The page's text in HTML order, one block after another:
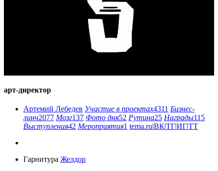
арт-директор
Артемий Лебедев Участие в проектах4311 Бизнес-
линч2077 Мозг137 Фото дня52 Рутина25 Награды115
Выступления42 Мероприятия1 tema.ru|ВК|ТГ|ИГ|ТТ
Гарнитура Желдор